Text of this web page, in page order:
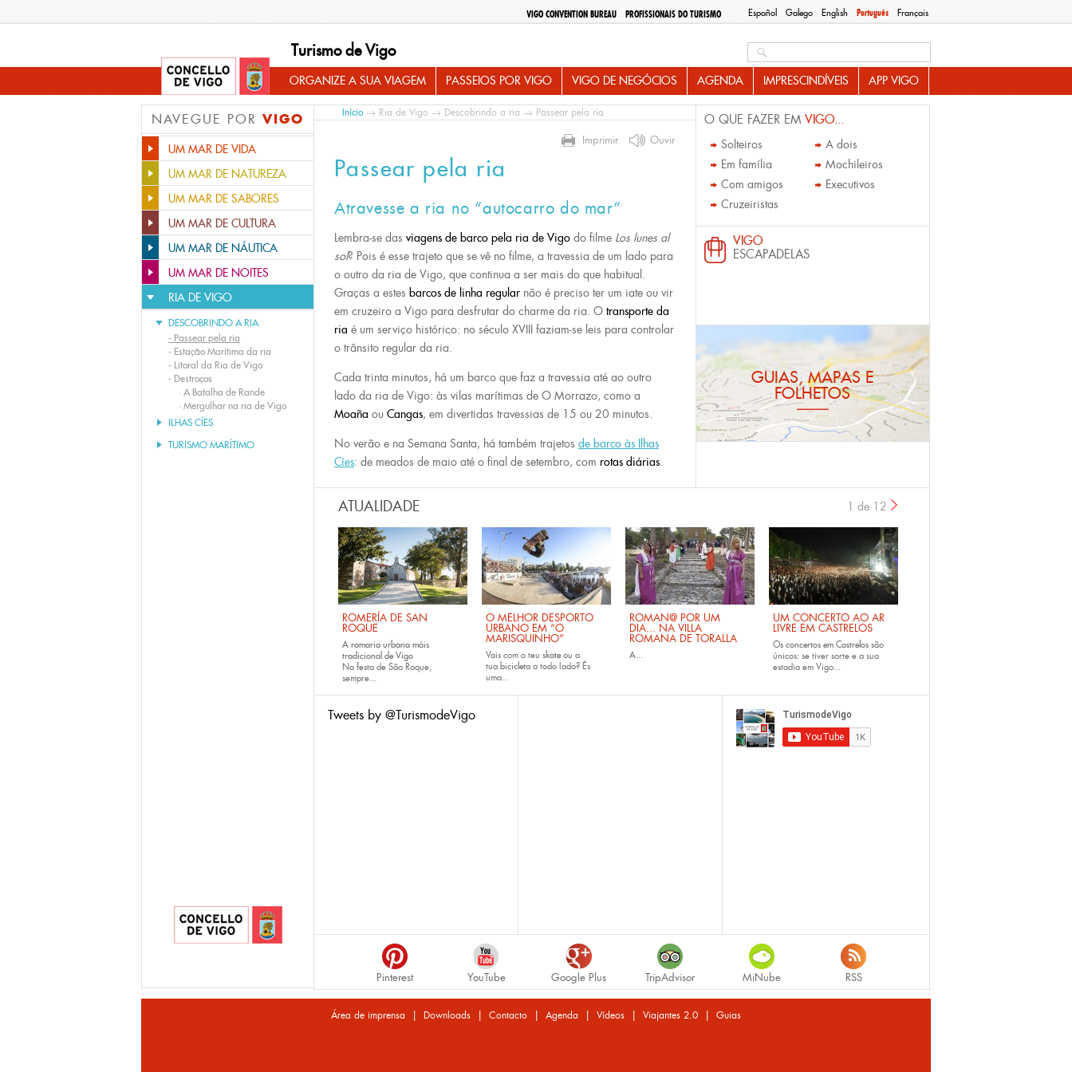
Español Galego English Português Français
VIGO CONVENTION BUREAU PROFISSIONAIS DO TURISMO
Turismo de Vigo
ORGANIZE A SUA VIAGEM PASSEIOS POR VIGO VIGO DE NEGÓCIOS AGENDA IMPRESCINDÍVEIS APP VIGO
NAVEGUE POR VIGO
UM MAR DE VIDA
UM MAR DE NATUREZA
UM MAR DE SABORES
UM MAR DE CULTURA
UM MAR DE NÁUTICA
UM MAR DE NOITES
RIA DE VIGO
DESCOBRINDO A RIA
- Passear pela ria
- Estação Marítima da ria
- Litoral da Ria de Vigo
- Destroços
· A Batalha de Rande
· Mergulhar na ria de Vigo
ILHAS CÍES
TURISMO MARÍTIMO
Início→ Ria de Vigo → Descobrindo a ria → Passear pela ria
Imprimir Ouvir
Passear pela ria
Atravesse a ria no “autocarro do mar”
Lembra-se das viagens de barco pela ria de Vigo do filme Los lunes al
sol? Pois é esse trajeto que se vê no filme, a travessia de um lado para
o outro da ria de Vigo, que continua a ser mais do que habitual.
Graças a estes barcos de linha regular não é preciso ter um iate ou vir
em cruzeiro a Vigo para desfrutar do charme da ria. O transporte da
ria é um serviço histórico: no século XVIII faziam-se leis para controlar
o trânsito regular da ria.
Cada trinta minutos, há um barco que faz a travessia até ao outro
lado da ria de Vigo: às vilas marítimas de O Morrazo, como a
Moaña ou Cangas, em divertidas travessias de 15 ou 20 minutos.
No verão e na Semana Santa, há também trajetos de barco às Ilhas
Cíes: de meados de maio até o final de setembro, com rotas diárias.
O QUE FAZER EM VIGO...
Solteiros
A dois
Em família
Mochileiros
Com amigos
Executivos
Cruzeiristas
VIGO
ESCAPADELAS
GUIAS, MAPAS E
FOLHETOS
ATUALIDADE
ROMERÍA DE SAN
ROQUE
A romaria urbana máis
tradicional de Vigo
Na festa de São Roque,
sempre...
O MELHOR DESPORTO
URBANO EM “O
MARISQUINHO”
Vais com o teu skateou a
tua bicicleta a todo lado? És
uma...
ROMAN@ POR UM
DIA... NA VILLA
ROMANA DE TORALLA
A...
UM CONCERTO AO AR
LIVRE EM CASTRELOS
Os concertos em Castrelos são
únicos: se tiver sorte e a sua
estadia em Vigo...
1 de 12
Tweets by @TurismodeVigo
Pinterest YouTube Google Plus TripAdvisor MiNube RSS
Área de imprensa | Downloads | Contacto | Agenda | Vídeos | Viajantes 2.0 | Guias